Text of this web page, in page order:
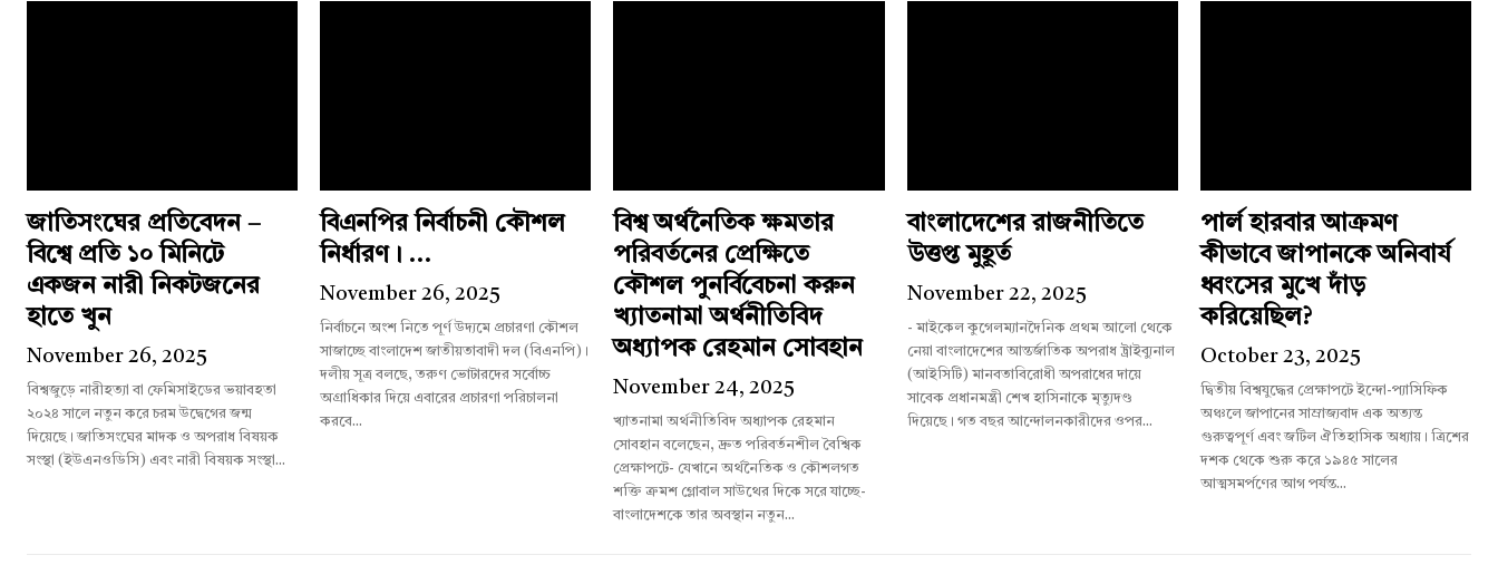
জাতিসংঘের প্রতিবেদন –
বিশ্বে প্রতি ১০ মিনিটে
একজন নারী নিকটজনের
হাতে খুন
November 26, 2025
বিশ্বজুড়ে নারীহত্যা বা ফেমিসাইডের ভয়াবহতা
২০২৪ সালে নতুন করে চরম উদ্বেগের জন্ম
দিয়েছে। জাতিসংঘের মাদক ও অপরাধ বিষয়ক
সংস্থা (ইউএনওডিসি) এবং নারী বিষয়ক সংস্থা...
বিএনপির নির্বাচনী কৌশল
নির্ধারণ। ...
November 26, 2025
নির্বাচনে অংশ নিতে পূর্ণ উদ্যমে প্রচারণা কৌশল
সাজাচ্ছে বাংলাদেশ জাতীয়তাবাদী দল (বিএনপি)।
দলীয় সূত্র বলছে, তরুণ ভোটারদের সর্বোচ্চ
অগ্রাধিকার দিয়ে এবারের প্রচারণা পরিচালনা
করবে...
বিশ্ব অর্থনৈতিক ক্ষমতার
পরিবর্তনের প্রেক্ষিতে
কৌশল পুনর্বিবেচনা করুন
খ্যাতনামা অর্থনীতিবিদ
অধ্যাপক রেহমান সোবহান
November 24, 2025
খ্যাতনামা অর্থনীতিবিদ অধ্যাপক রেহমান
সোবহান বলেছেন, দ্রুত পরিবর্তনশীল বৈশ্বিক
প্রেক্ষাপটে- যেখানে অর্থনৈতিক ও কৌশলগত
শক্তি ক্রমশ গ্লোবাল সাউথের দিকে সরে যাচ্ছে-
বাংলাদেশকে তার অবস্থান নতুন...
বাংলাদেশের রাজনীতিতে
উত্তপ্ত মুহূর্ত
November 22, 2025
- মাইকেল কুগেলম্যানদৈনিক প্রথম আলো থেকে
নেয়া বাংলাদেশের আন্তর্জাতিক অপরাধ ট্রাইব্যুনাল
(আইসিটি) মানবতাবিরোধী অপরাধের দায়ে
সাবেক প্রধানমন্ত্রী শেখ হাসিনাকে মৃত্যুদণ্ড
দিয়েছে। গত বছর আন্দোলনকারীদের ওপর...
পার্ল হারবার আক্রমণ
কীভাবে জাপানকে অনিবার্য
ধ্বংসের মুখে দাঁড়
করিয়েছিল?
October 23, 2025
দ্বিতীয় বিশ্বযুদ্ধের প্রেক্ষাপটে ইন্দো-প্যাসিফিক
অঞ্চলে জাপানের সাম্রাজ্যবাদ এক অত্যন্ত
গুরুত্বপূর্ণ এবং জটিল ঐতিহাসিক অধ্যায়। ত্রিশের
দশক থেকে শুরু করে ১৯৪৫ সালের
আত্মসমর্পণের আগ পর্যন্ত...